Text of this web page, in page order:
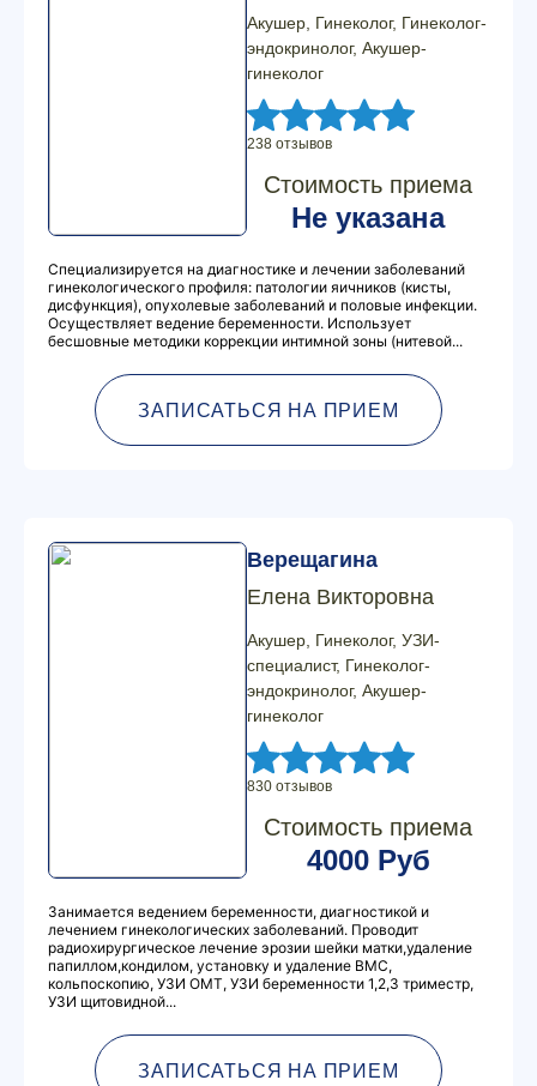
Акушер, Гинеколог, Гинеколог-
эндокринолог, Акушер-
гинеколог
238 отзывов
Стоимость приема
Не указана
Специализируется на диагностике и лечении заболеваний
гинекологического профиля: патологии яичников (кисты,
дисфункция), опухолевые заболеваний и половые инфекции.
Осуществляет ведение беременности. Использует
бесшовные методики коррекции интимной зоны (нитевой...
ЗАПИСАТЬСЯ НА ПРИЕМ
Верещагина
Елена Викторовна
Акушер, Гинеколог, УЗИ-
специалист, Гинеколог-
эндокринолог, Акушер-
гинеколог
830 отзывов
Стоимость приема
4000 Руб
Занимается ведением беременности, диагностикой и
лечением гинекологических заболеваний. Проводит
радиохирургическое лечение эрозии шейки матки,удаление
папиллом,кондилом, установку и удаление ВМС,
кольпоскопию, УЗИ ОМТ, УЗИ беременности 1,2,3 триместр,
УЗИ щитовидной...
ЗАПИСАТЬСЯ НА ПРИЕМ